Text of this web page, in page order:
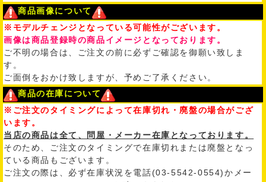
商品画像について
※モデルチェンジとなっている可能性がございます。
画像は商品登録時の商品イメージとなっております。
ご不明の場合は、ご注文の前に必ずご確認を御願い致しま
す。
ご面倒をおかけ致しますが、予めご了承ください。
商品の在庫について
※ご注文のタイミングによって在庫切れ・廃盤の場合がござ
います。
当店の商品は全て、問屋・メーカー在庫となっております。
そのため、ご注文のタイミングで在庫切れまたは廃盤となっ
ている商品もございます。
ご注文の際は、必ず在庫状況を電話(03-5542-0554)かメー